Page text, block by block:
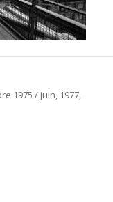
1975 / juin, 1977,